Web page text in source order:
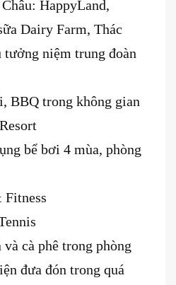
HappyLand,
Dairy Farm, Thác
niệm trung đoàn
BBQ trong không gian
bể bơi 4 mùa, phòng
Fitness
cà phê trong phòng
đưa đón trong quá